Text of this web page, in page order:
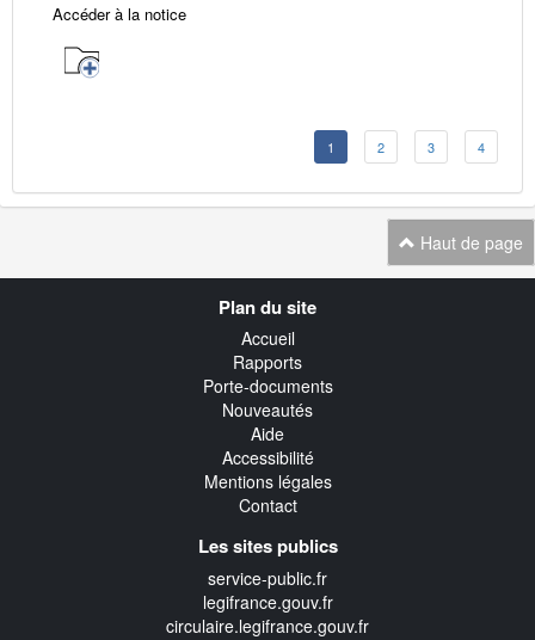
Accéder à la notice
1 2 3 4
Haut de page
Plan du site
Accueil
Rapports
Porte-documents
Nouveautés
Aide
Accessibilité
Mentions légales
Contact
Les sites publics
service-public.fr
legifrance.gouv.fr
circulaire.legifrance.gouv.fr